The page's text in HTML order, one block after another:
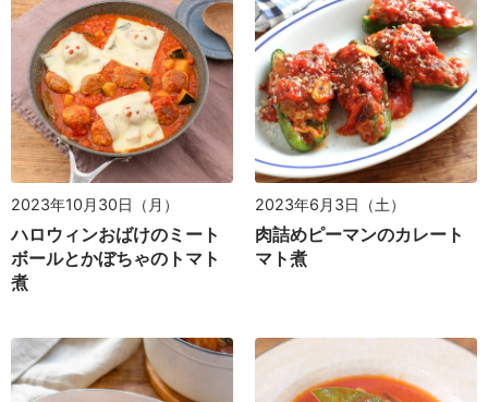
2023年10月30日（月）
ハロウィンおばけのミート
ボールとかぼちゃのトマト
煮
2023年6月3日（土）
肉詰めピーマンのカレート
マト煮